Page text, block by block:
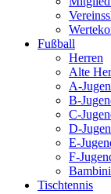
Fußball
Herren
Alte
A-
B-
C-
D-
E-
F-
Bambini
Tischtennis